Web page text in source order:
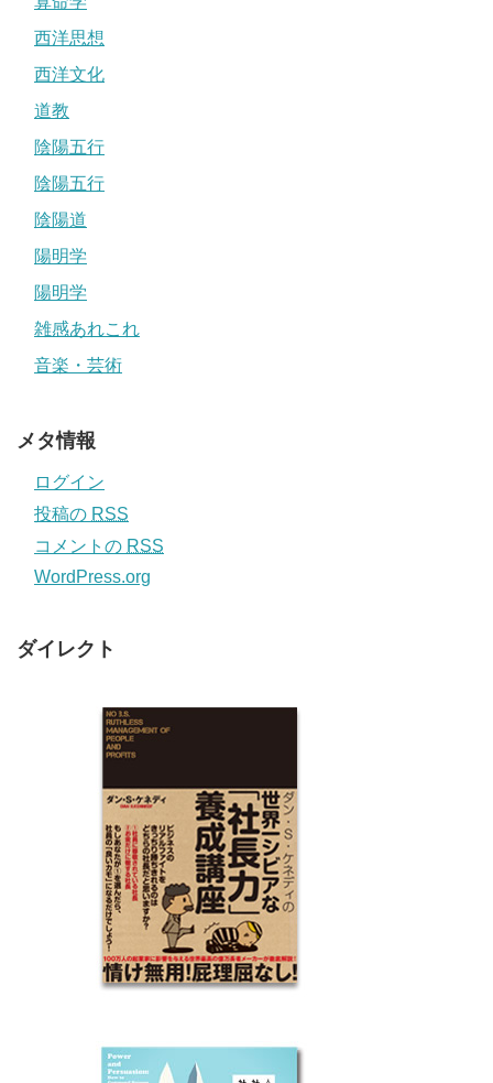
西洋思想
西洋文化
道教
陰陽五行
陰陽五行
陰陽道
陽明学
陽明学
雑感あれこれ
音楽・芸術
メタ情報
ログイン
投稿の RSS
コメントの RSS
WordPress.org
ダイレクト